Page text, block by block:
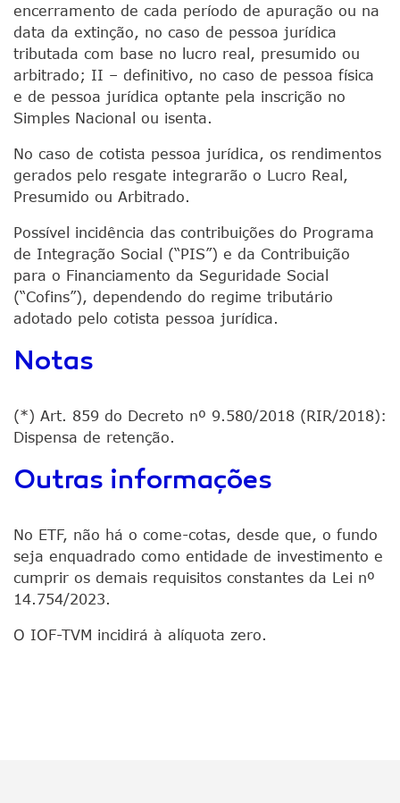
encerramento de cada período de apuração ou na
data da extinção, no caso de pessoa jurídica
tributada com base no lucro real, presumido ou
arbitrado; II – definitivo, no caso de pessoa física
e de pessoa jurídica optante pela inscrição no
Simples Nacional ou isenta.
No caso de cotista pessoa jurídica, os rendimentos
gerados pelo resgate integrarão o Lucro Real,
Presumido ou Arbitrado.
Possível incidência das contribuições do Programa
de Integração Social (“PIS”) e da Contribuição
para o Financiamento da Seguridade Social
(“Cofins”), dependendo do regime tributário
adotado pelo cotista pessoa jurídica.
Notas
(*) Art. 859 do Decreto nº 9.580/2018 (RIR/2018):
Dispensa de retenção.
Outras informações
No ETF, não há o come-cotas, desde que, o fundo
seja enquadrado como entidade de investimento e
cumprir os demais requisitos constantes da Lei nº
14.754/2023.
O IOF-TVM incidirá à alíquota zero.